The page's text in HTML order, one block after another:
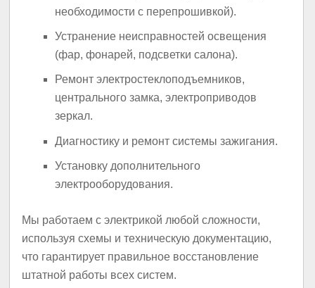
необходимости с перепрошивкой).
Устранение неисправностей освещения
(фар, фонарей, подсветки салона).
Ремонт электростеклоподъемников,
центрального замка, электроприводов
зеркал.
Диагностику и ремонт системы зажигания.
Установку дополнительного
электрооборудования.
Мы работаем с электрикой любой сложности,
используя схемы и техническую документацию,
что гарантирует правильное восстановление
штатной работы всех систем.